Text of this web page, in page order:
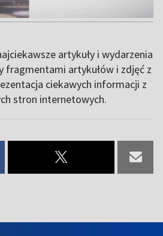
artykuły i wydarzenia
fragmentami artykułów i zdjęć z
ciekawych informacji z
stron internetowych.